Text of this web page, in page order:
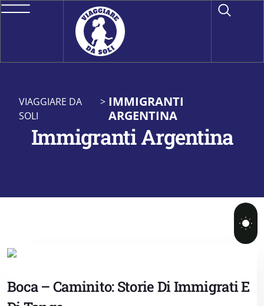
VIAGGIARE DA
SOLI
> IMMIGRANTI
ARGENTINA
Immigranti Argentina
Boca – Caminito: Storie Di Immigrati E